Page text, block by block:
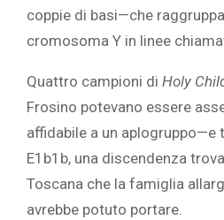
coppie di basi—che
cromosoma Y in linee
Quattro campioni di Holy
Frosino potevano essere
affidabile a un aplogruppo—e
E1b1b, una discendenza
Toscana che la famiglia
avrebbe potuto portare.